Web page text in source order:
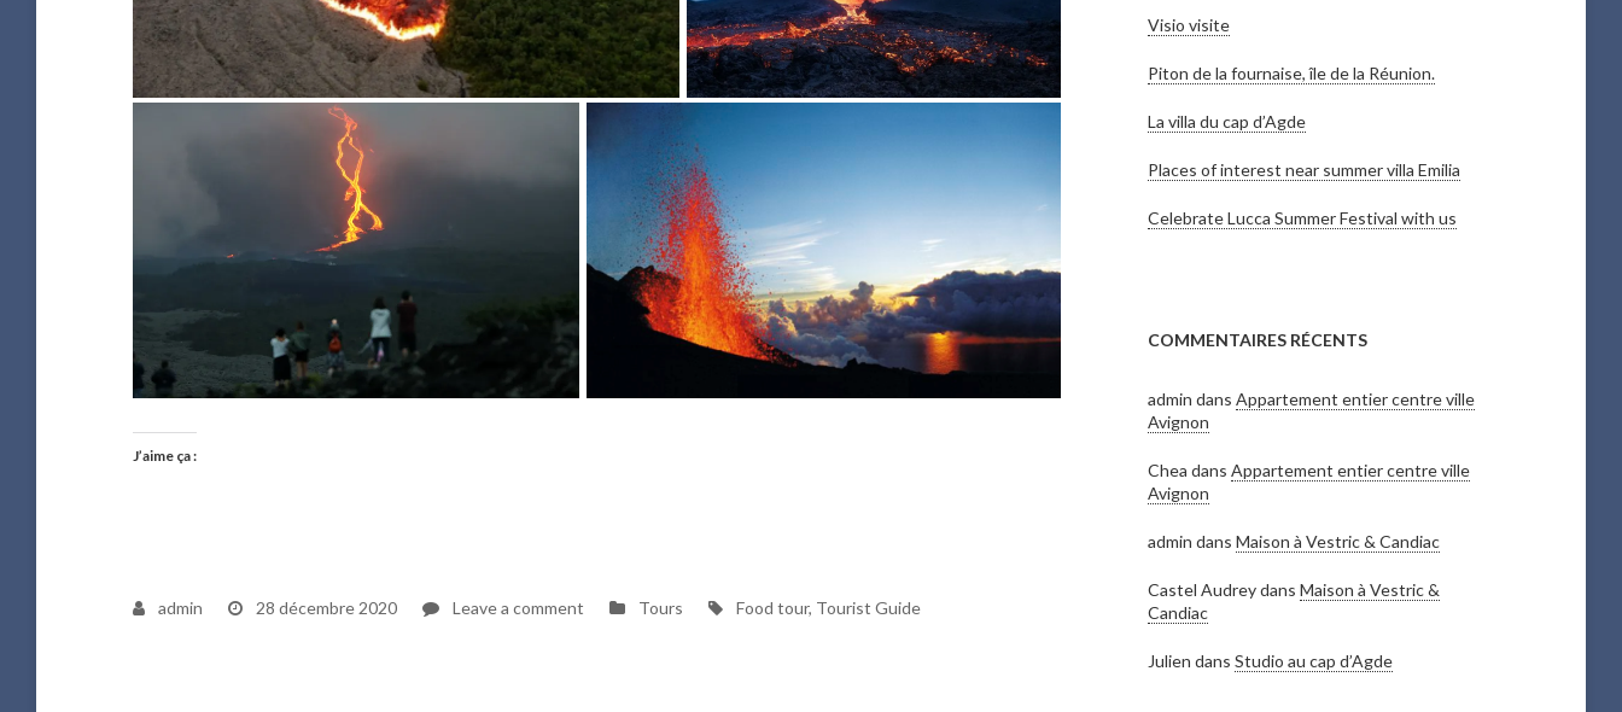
J’aime ça :
admin 28 décembre 2020 Leave a comment Tours Tags
Food tour, Tourist Guide
Visio visite
Piton de la fournaise, île de la Réunion.
La villa du cap d’Agde
Places of interest near summer villa Emilia
Celebrate Lucca Summer Festival with us
COMMENTAIRES RÉCENTS
admin dans Appartement entier centre ville
Avignon
Chea dans Appartement entier centre ville
Avignon
admin dans Maison à Vestric & Candiac
Castel Audreydans Maison à Vestric &
Candiac
Julien dans Studio au cap d’Agde